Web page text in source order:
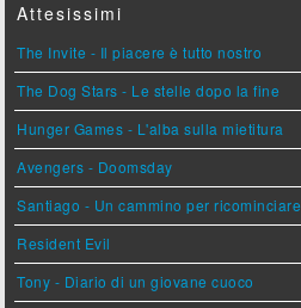
Attesissimi
The Invite - Il piacere è tutto nostro
The Dog Stars - Le stelle dopo la fine
Hunger Games - L'alba sulla mietitura
Avengers - Doomsday
Santiago - Un cammino per ricominciare
Resident Evil
Tony - Diario di un giovane cuoco